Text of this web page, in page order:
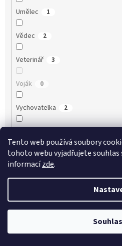
Tento web používá soubory
tohoto webu vyjadřujete souhlas
informacízde.
Umělec 1
Vědec 2
Veterinář 3
Voják 0
Vychovatelka 2
Zdravotní sestra 1
Zdravotník 0
Zemědělec 2